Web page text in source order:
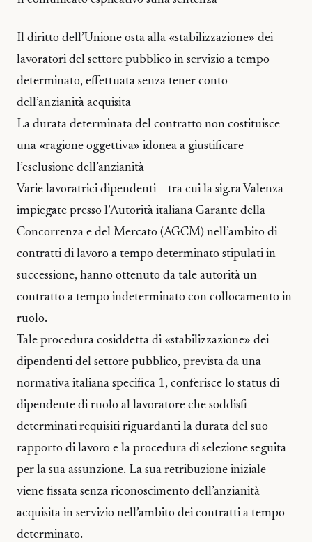
Il diritto dell’Unione osta alla «stabilizzazione» dei
lavoratori del settore pubblico in servizio a tempo
determinato, effettuata senza tener conto
dell’anzianità acquisita
La durata determinata del contratto non costituisce
una «ragione oggettiva» idonea a giustificare
l’esclusione dell’anzianità
Varie lavoratrici dipendenti – tra cui la sig.ra Valenza –
impiegate presso l’Autorità italiana Garante della
Concorrenza e del Mercato (AGCM) nell’ambito di
contratti di lavoro a tempo determinato stipulati in
successione, hanno ottenuto da tale autorità un
contratto a tempo indeterminato con collocamento in
ruolo.
Tale procedura cosiddetta di «stabilizzazione» dei
dipendenti del settore pubblico, prevista da una
normativa italiana specifica 1, conferisce lo status di
dipendente di ruolo al lavoratore che soddisfi
determinati requisiti riguardanti la durata del suo
rapporto di lavoro e la procedura di selezione seguita
per la sua assunzione. La sua retribuzione iniziale
viene fissata senza riconoscimento dell’anzianità
acquisita in servizio nell’ambito dei contratti a tempo
determinato.